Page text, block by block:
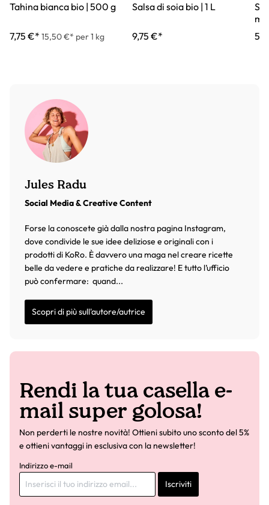
Tahina bianca bio | 500 g
7,75 €* 15,50 €* per 1 kg
Salsa di soia bio | 1 L
9,75 €*
ml
Jules Radu
Social Media & Creative Content
Forse la conoscete già dalla nostra pagina Instagram,
dove condivide le sue idee deliziose e originali con i
prodotti di KoRo. È davvero una maga nel creare ricette
belle da vedere e pratiche da realizzare! E tutto l’ufficio
può confermare: quand...
Scopri di più sull'autore/autrice
Rendi la tua casella e-
mail super golosa!
Non perderti le nostre novità! Ottieni subito uno sconto del 5%
e ottieni vantaggi in esclusiva con la newsletter!
Indirizzo e-mail
Iscriviti